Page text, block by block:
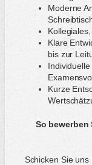
Moderne
Klare
bis zur
Kurze
So
Schicken Sie